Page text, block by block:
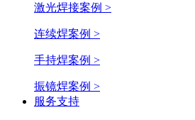
激光焊接案例 >
连续焊案例 >
手持焊案例 >
振镜焊案例 >
服务支持